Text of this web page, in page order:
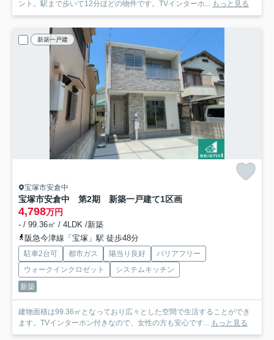
ント。駅まで歩いて12分ほどの物件です。TVインターホ...
もっと見る
新築一戸建
宝塚市安倉中
宝塚市安倉中 第2期 新築一戸建て1区画
4,798万円
- / 99.36㎡ / 4LDK /新築
阪急今津線「宝塚」駅 徒歩48分
駐車2台可 都市ガス 陽当り良好
バリアフリー
ウォークインクロゼット
システムキッチン
新築
建物面積は99.36㎡となっており広々とした空間で生活することができ
ます。TVインターホン付きなので、女性の方も安心です...
もっと見る